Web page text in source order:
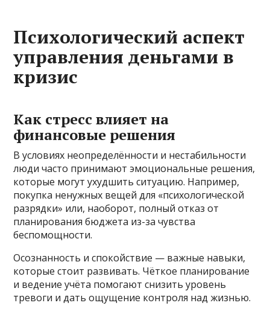
Психологический аспект
управления деньгами в
кризис
Как стресс влияет на
финансовые решения
В условиях неопределённости и нестабильности
люди часто принимают эмоциональные решения,
которые могут ухудшить ситуацию. Например,
покупка ненужных вещей для «психологической
разрядки» или, наоборот, полный отказ от
планирования бюджета из-за чувства
беспомощности.
Осознанность и спокойствие — важные навыки,
которые стоит развивать. Чёткое планирование
и ведение учёта помогают снизить уровень
тревоги и дать ощущение контроля над жизнью.